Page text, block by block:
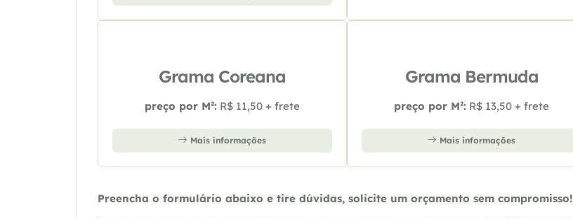
Grama Coreana
preço por M²: R$ 11,50 + frete
Mais informações
Grama Bermuda
preço por M²: R$ 13,50 + frete
Mais informações
Preencha o formulário abaixo e tire dúvidas, solicite um orçamento sem compromisso!